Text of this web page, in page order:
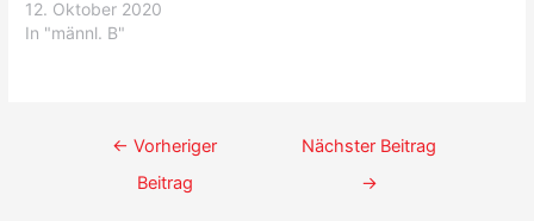
12. Oktober 2020
In "männl. B"
Beitrags-
← Vorheriger
Beitrag
Nächster Beitrag
→